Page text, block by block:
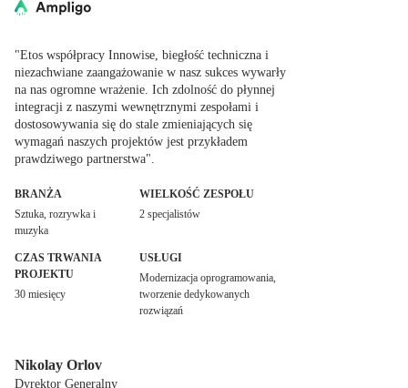
"Etos współpracy Innowise, biegłość techniczna i
niezachwiane zaangażowanie w nasz sukces wywarły
na nas ogromne wrażenie. Ich zdolność do płynnej
integracji z naszymi wewnętrznymi zespołami i
dostosowywania się do stale zmieniających się
wymagań naszych projektów jest przykładem
prawdziwego partnerstwa".
BRANŻA
Sztuka, rozrywka i
muzyka
WIELKOŚĆ ZESPOŁU
2 specjalistów
CZAS TRWANIA
PROJEKTU
30 miesięcy
USŁUGI
Modernizacja oprogramowania,
tworzenie dedykowanych
rozwiązań
Nikolay Orlov
Dyrektor Generalny